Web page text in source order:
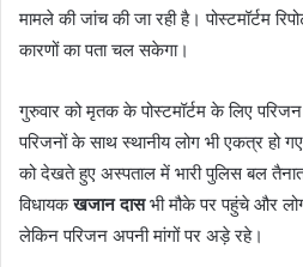
मामले की जांच की जा रही है। पोस्टमॉर्टम
कारणों का पता चल सकेगा।
गुरुवार को मृतक के पोस्टमॉर्टम के लिए
परिजनों के साथ स्थानीय लोग भी एकत्र हो
को देखते हुए अस्पताल में भारी पुलिस बल तैनात
विधायकखजान दासभी मौके पर पहुंचे और
लेकिन परिजन अपनी मांगों पर अड़े रहे।